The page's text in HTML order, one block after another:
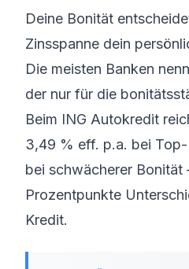
Deine Bonität
Zinsspanne dein
Die meisten Banken
der nur für die
Beim ING Autokredit
3,49 % eff. p.a. bei
bei schwächerer Bonität
Prozentpunkte
Kredit.